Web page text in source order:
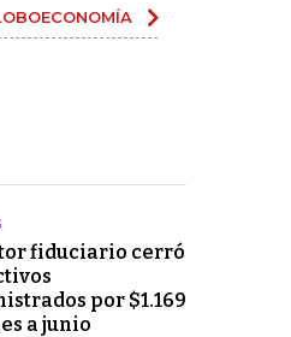
fiduciario cerró
por $1.169
a junio